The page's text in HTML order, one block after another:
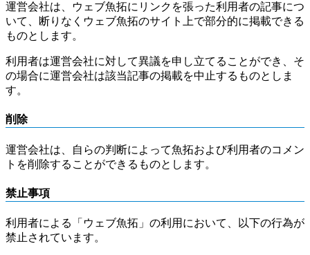
運営会社は、ウェブ魚拓にリンクを張った利用者の記事につ
いて、断りなくウェブ魚拓のサイト上で部分的に掲載できる
ものとします。
利用者は運営会社に対して異議を申し立てることができ、そ
の場合に運営会社は該当記事の掲載を中止するものとしま
す。
削除
運営会社は、自らの判断によって魚拓および利用者のコメン
トを削除することができるものとします。
禁止事項
利用者による「ウェブ魚拓」の利用において、以下の行為が
禁止されています。